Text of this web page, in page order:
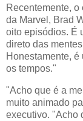
Recentemente,
da Marvel, Brad
oito episódios. É
direto das
Honestamente,
os tempos."
"Acho que é a
muito animado
executivo. "Acho